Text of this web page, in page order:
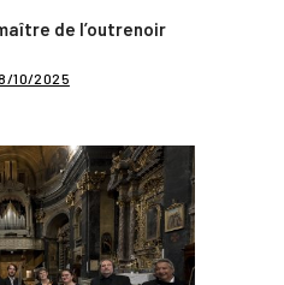
de l’outrenoir
10/2025